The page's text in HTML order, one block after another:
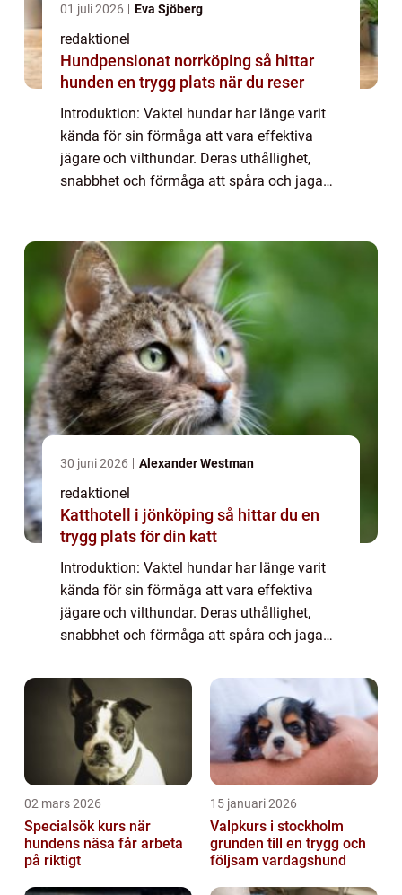
01 juli 2026 Eva Sjöberg
redaktionel
Hundpensionat norrköping så hittar
hunden en trygg plats när du reser
Introduktion: Vaktel hundar har länge varit
kända för sin förmåga att vara effektiva
jägare och vilthundar. Deras uthållighet,
snabbhet och förmåga att spåra och jaga
komm...
30 juni 2026 Alexander Westman
redaktionel
Katthotell i jönköping så hittar du en
trygg plats för din katt
Introduktion: Vaktel hundar har länge varit
kända för sin förmåga att vara effektiva
jägare och vilthundar. Deras uthållighet,
snabbhet och förmåga att spåra och jaga
jaktälskare världen över. I denna artikel
komm...
02 mars 2026
Specialsök kurs när
hundens näsa får arbeta
på riktigt
15 januari 2026
Valpkurs i stockholm
grunden till en trygg och
följsam vardagshund